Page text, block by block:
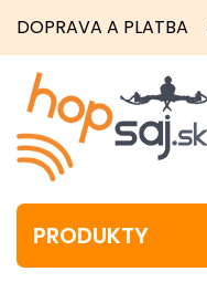
DOPRAVA A PLATBA
PRODUKTY